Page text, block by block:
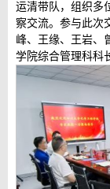
运清带队，组织多
察交流。参与此次
峰、王缘、王岩、
学院综合管理科科